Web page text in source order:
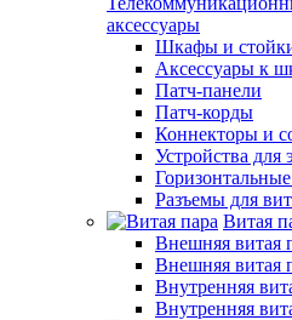
аксессуары
Шкафы и
Аксессуары к
Патч-панели
Патч-корды
Коннекторы и
Устройства для
Разъемы для
Витая
Внешняя витая
Внешняя витая
Внутренняя
Внутренняя